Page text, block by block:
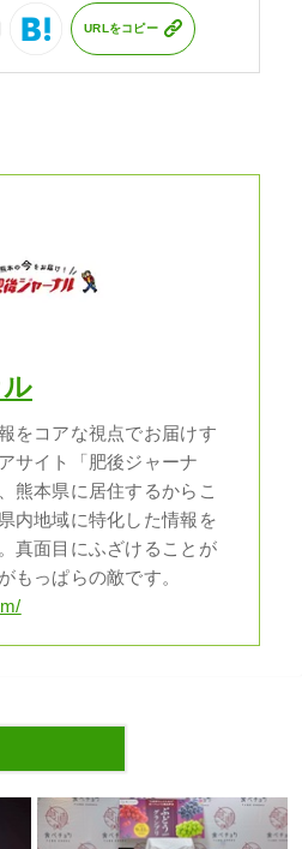
URLをコピー
をコアな視点でお届けす
サイト「肥後ジャーナ
熊本県に居住するからこ
内地域に特化した情報を
真面目にふざけることが
もっぱらの敵です。